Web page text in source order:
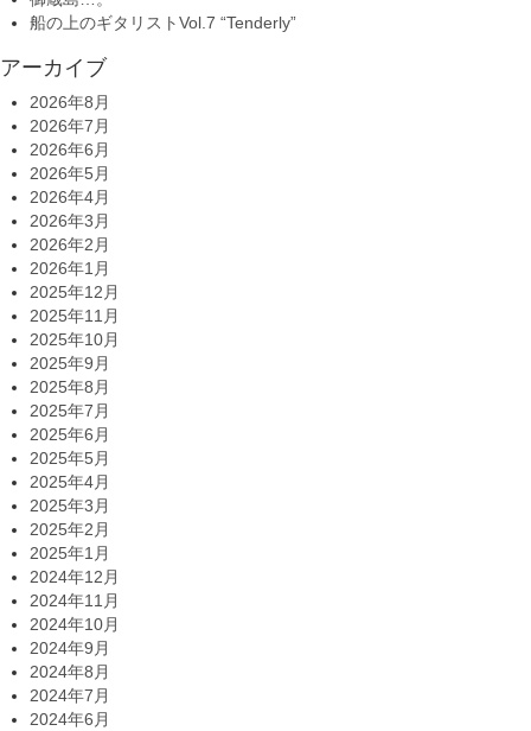
船の上のギタリストVol.7 “Tenderly”
アーカイブ
2026年8月
2026年7月
2026年6月
2026年5月
2026年4月
2026年3月
2026年2月
2026年1月
2025年12月
2025年11月
2025年10月
2025年9月
2025年8月
2025年7月
2025年6月
2025年5月
2025年4月
2025年3月
2025年2月
2025年1月
2024年12月
2024年11月
2024年10月
2024年9月
2024年8月
2024年7月
2024年6月